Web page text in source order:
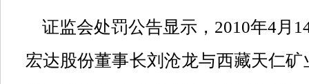
证监会处罚公告显示， 2010年4月
宏达股份董事长刘沧龙与西藏天仁